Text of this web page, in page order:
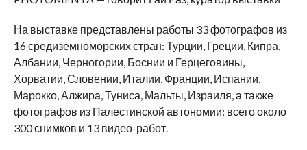
На выставке представлены работы 33 фотографов из
16 средиземноморских стран: Турции, Греции, Кипра,
Албании, Черногории, Боснии и Герцеговины,
Хорватии, Словении, Италии, Франции, Испании,
Марокко, Алжира, Туниса, Мальты, Израиля, а также
фотографов из Палестинской автономии: всего около
300 снимков и 13 видео-работ.